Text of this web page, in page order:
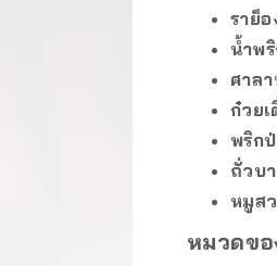
ราย็
น้ำพ
ศาล
ก๋วย
พริก
ถั่วบ
หมูส
หมวดขอ